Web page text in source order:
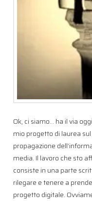
Ok, ci siamo… ha il via
mio progetto di laurea
propagazione
media. Il lavoro che sto
consiste in una parte
rilegare e tenere a
progetto digitale.